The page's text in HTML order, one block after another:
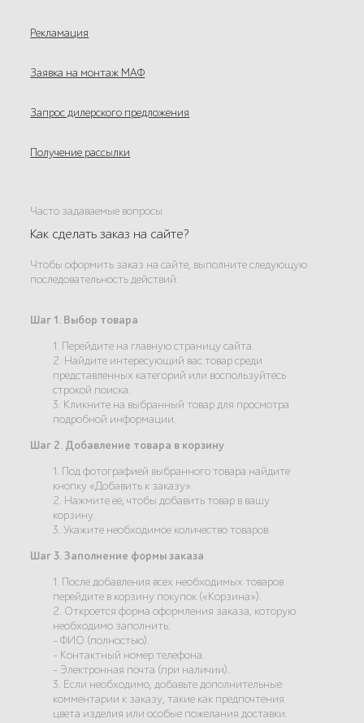
Рекламация
Заявка на монтаж МАФ
Запрос дилерского предложения
Получение рассылки
Часто задаваемые вопросы
Как сделать заказ на сайте?
Чтобы оформить заказ на сайте, выполните следующую
последовательность действий:
Шаг 1. Выбор товара
1. Перейдите на главную страницу сайта.
2. Найдите интересующий вас товар среди
представленных категорий или воспользуйтесь
строкой поиска.
3. Кликните на выбранный товар для просмотра
подробной информации.
Шаг 2. Добавление товара в корзину
1. Под фотографией выбранного товара найдите
кнопку «Добавить к заказу».
2. Нажмите её, чтобы добавить товар в вашу
корзину.
3. Укажите необходимое количество товаров.
Шаг 3. Заполнение формы заказа
1. После добавления всех необходимых товаров
перейдите в корзину покупок («Корзина»).
2. Откроется форма оформления заказа, которую
необходимо заполнить:
- ФИО (полностью).
- Контактный номер телефона.
- Электронная почта (при наличии).
3. Если необходимо, добавьте дополнительные
комментарии к заказу, такие как предпочтения
цвета изделия или особые пожелания доставки.